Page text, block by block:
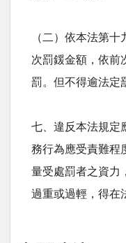
（二）依本法第
次罰鍰金額，依前
罰。但不得逾法定
七、違反本法規定
務行為應受責難程
量受處罰者之資力
過重或過輕，得在